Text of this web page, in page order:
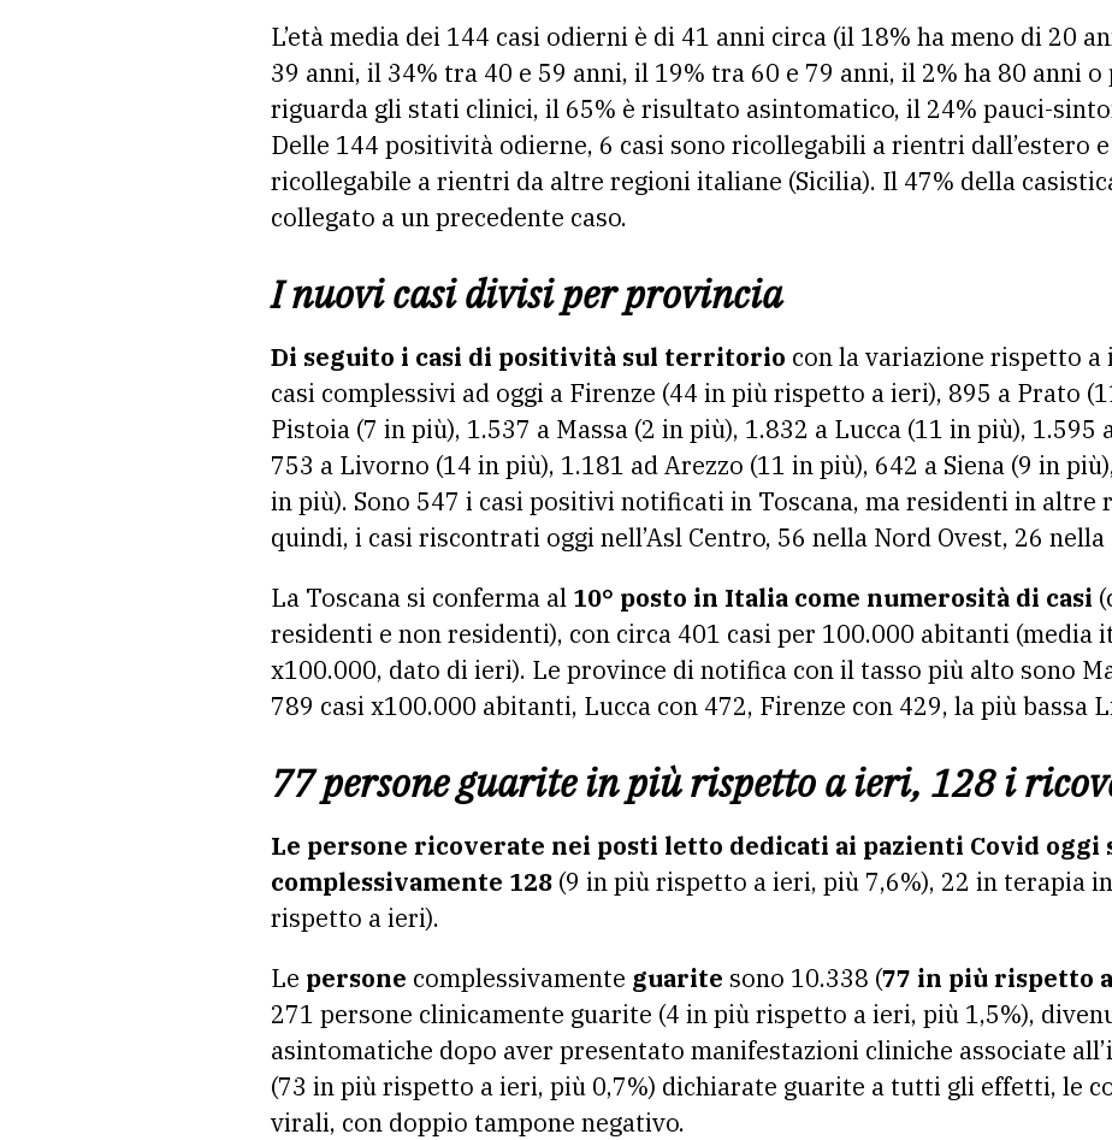
L’età media dei 144 casi odierni è di 41 anni circa (il 18% ha meno di 20
39 anni, il 34% tra 40 e 59 anni, il 19% tra 60 e 79 anni, il 2% ha 80 anni
riguarda gli stati clinici, il 65% è risultato asintomatico, il 24% pauci-
Delle 144 positività odierne, 6 casi sono ricollegabili a rientri dall’estero e
ricollegabile a rientri da altre regioni italiane (Sicilia). Il 47% della
collegato a un precedente caso.
I nuovi casi divisi per provincia
Di seguito i casi di positività sul territorio con la variazione rispetto a
casi complessivi ad oggi a Firenze (44 in più rispetto a ieri), 895 a Prato
Pistoia (7 in più), 1.537 a Massa (2 in più), 1.832 a Lucca (11 in più), 1.595
753 a Livorno (14 in più), 1.181 ad Arezzo (11 in più), 642 a Siena (9 in
in più). Sono 547 i casi positivi notificati in Toscana, ma residenti in altre
quindi, i casi riscontrati oggi nell’Asl Centro, 56 nella Nord Ovest, 26 nella
La Toscana si conferma al 10° posto in Italia come numerosità di casi
residenti e non residenti), con circa 401 casi per 100.000 abitanti (media
x100.000, dato di ieri). Le province di notifica con il tasso più alto sono
789 casi x100.000 abitanti, Lucca con 472, Firenze con 429, la più bassa
77 persone guarite in più rispetto a ieri, 128 i
Le persone ricoverate nei posti letto dedicati ai pazienti Covid oggi
complessivamente 128 (9 in più rispetto a ieri, più 7,6%), 22 in terapia
rispetto a ieri).
Le persone complessivamente guarite sono 10.338 (77 in più rispetto
271 persone clinicamente guarite (4 in più rispetto a ieri, più 1,5%),
asintomatiche dopo aver presentato manifestazioni cliniche associate
(73 in più rispetto a ieri, più 0,7%) dichiarate guarite a tutti gli effetti, le
virali, con doppio tampone negativo.